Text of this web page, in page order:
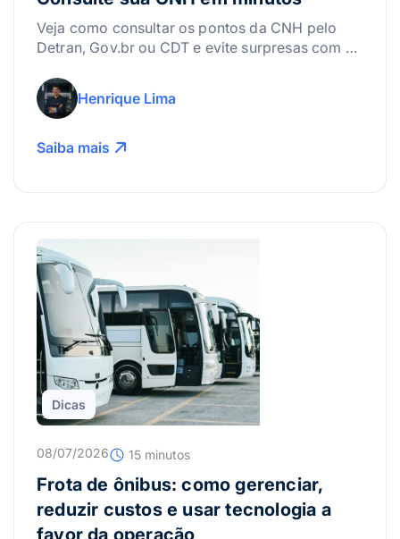
Veja como consultar os pontos da CNH pelo
Detran, Gov.br ou CDT e evite surpresas com a
Henrique Lima
Saiba mais
Dicas
08/07/2026 15 minutos
Frota de ônibus: como gerenciar,
reduzir custos e usar tecnologia a